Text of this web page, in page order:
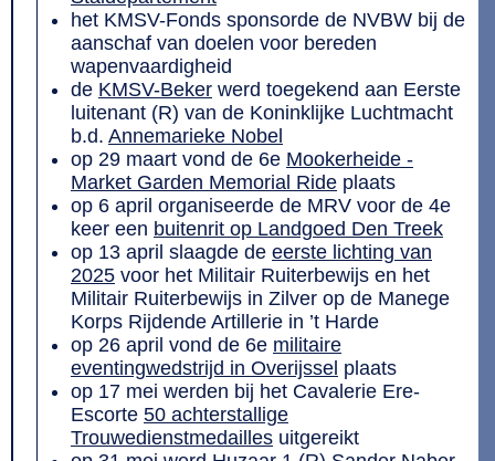
het KMSV-Fonds sponsorde de NVBW bij de
aanschaf van doelen voor bereden
wapenvaardigheid
de KMSV-Beker werd toegekend aan Eerste
luitenant (R) van de Koninklijke Luchtmacht
b.d. Annemarieke Nobel
op 29 maart vond de 6e Mookerheide -
Market Garden Memorial Ride plaats
op 6 april organiseerde de MRV voor de 4e
keer een buitenrit op Landgoed Den Treek
op 13 april slaagde de eerste lichting van
2025 voor het Militair Ruiterbewijs en het
Militair Ruiterbewijs in Zilver op de Manege
Korps Rijdende Artillerie in ’t Harde
op 26 april vond de 6e militaire
eventingwedstrijd in Overijssel plaats
op 17 mei werden bij het Cavalerie Ere-
Escorte 50 achterstallige
Trouwedienstmedailles uitgereikt